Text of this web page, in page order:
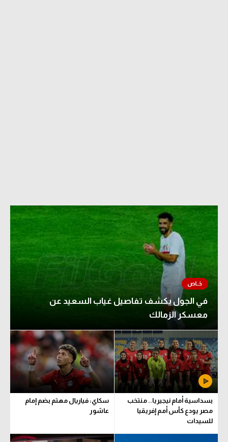
في الجول يكشف تفاصيل غياب السعيد عن
معسكر الزمالك
بسداسية أمام نيجيريا.. منتخب
مصر يودع كأس أمم إفريقيا
للسيدات
سكاي: فياريال مهتم بضم إمام
عاشور